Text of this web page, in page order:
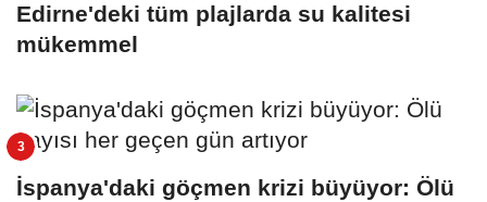
Edirne'deki tüm plajlarda su kalitesi
mükemmel
İspanya'daki göçmen krizi büyüyor: Ölü